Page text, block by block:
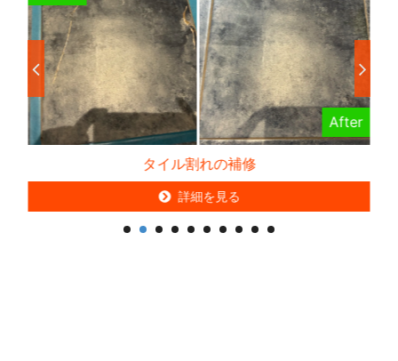
After
タイル割れの補修
詳細を見る
詳細を見る